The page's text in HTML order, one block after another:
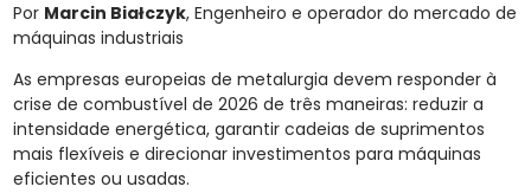
Por Marcin Białczyk, Engenheiro e operador do mercado de
máquinas industriais
As empresas europeias de metalurgia devem responder à
crise de combustível de 2026 de três maneiras: reduzir a
intensidade energética, garantir cadeias de suprimentos
mais flexíveis e direcionar investimentos para máquinas
eficientes ou usadas.